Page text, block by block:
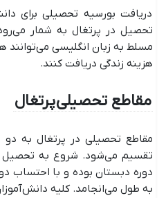
دریافت بورسیه تحصیلی برای
تحصیل در پرتغال به شمار
مسلط به زبان انگلیسی
هزینه زندگی دریافت کنند.
مقاطع تحصیلی پرتغال
مقاطع تحصیلی در پرتغال به
به طول می‌انجامد. کلیه